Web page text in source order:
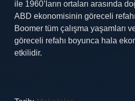
ile 1960’ların ortaları arasında
ABD ekonomisinin göreceli
Boomer tüm çalışma yaşamları
göreceli refahı boyunca hala
etkilidir.